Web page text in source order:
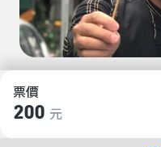
票價
200 元